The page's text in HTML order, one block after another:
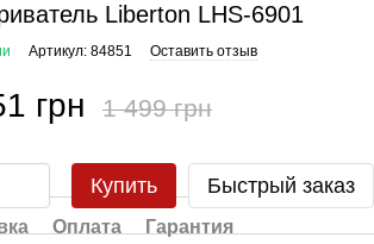
Liberton LHS-6901
Артикул: 84851 Оставить отзыв
грн 1 499 грн
Купить Быстрый заказ
Оплата
Гарантия